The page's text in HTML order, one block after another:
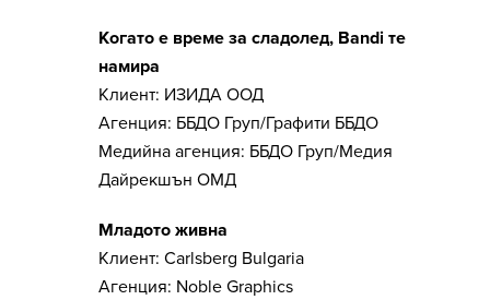
Когато е време за сладолед, Bandi те
намира
Клиент: ИЗИДА ООД
Агенция: ББДО Груп/Графити ББДО
Медийна агенция: ББДО Груп/Медия
Дайрекшън ОМД
Младото живна
Клиент: Carlsberg Bulgaria
Агенция: Noble Graphics